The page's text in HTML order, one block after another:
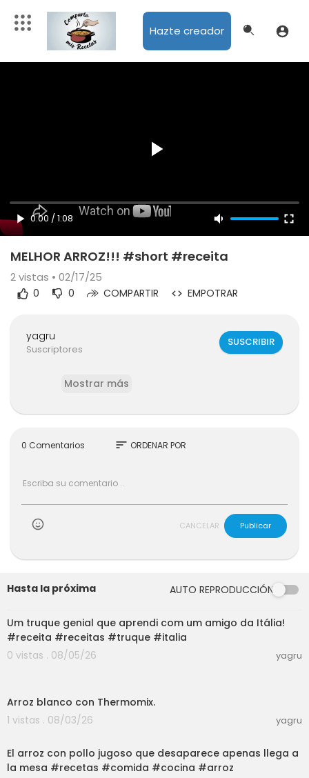
Hazte creador
0:00 /1:08
MELHOR ARROZ!!! #short #receita
2vistas • 02/17/25
0 0 COMPARTIR EMPOTRAR
yagru
Suscriptores
SUSCRIBIR
Mostrar más
0 Comentarios sort ORDENAR POR
CANCELAR Publicar
Hasta la próxima AUTO REPRODUCCIÓN
03:01
Um truque genial que aprendi com um amigo da Itália!
#receita #receitas #truque #italia
0 vistas . 08/05/26
yagru
Arroz blanco con Thermomix.
1 vistas . 08/03/26
yagru
El arroz con pollo jugoso que desaparece apenas llega a
la mesa #recetas #comida #cocina #arroz